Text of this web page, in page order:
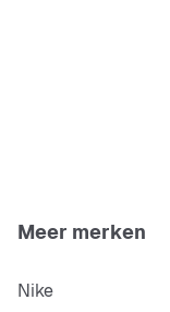
Meer merken
Nike